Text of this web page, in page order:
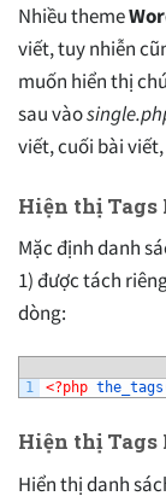
Nhiều theme
viết, tuy nhiễn
muốn hiển thị
sau vào
viết, cuối bài
Hiện thị
Mặc định danh
1) được tách
dòng:
1 <?php the_tags
Hiện thị Tags
Hiển thị danh